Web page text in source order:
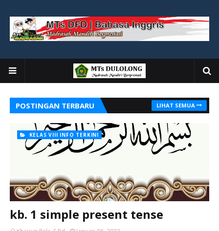
POSTINGAN TERBARU LIHAT SEMUA
KELAS VIII INFO TERKINI
kb. 1 simple present tense